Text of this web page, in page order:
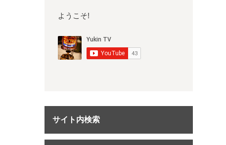
ようこそ!
サイト内検索